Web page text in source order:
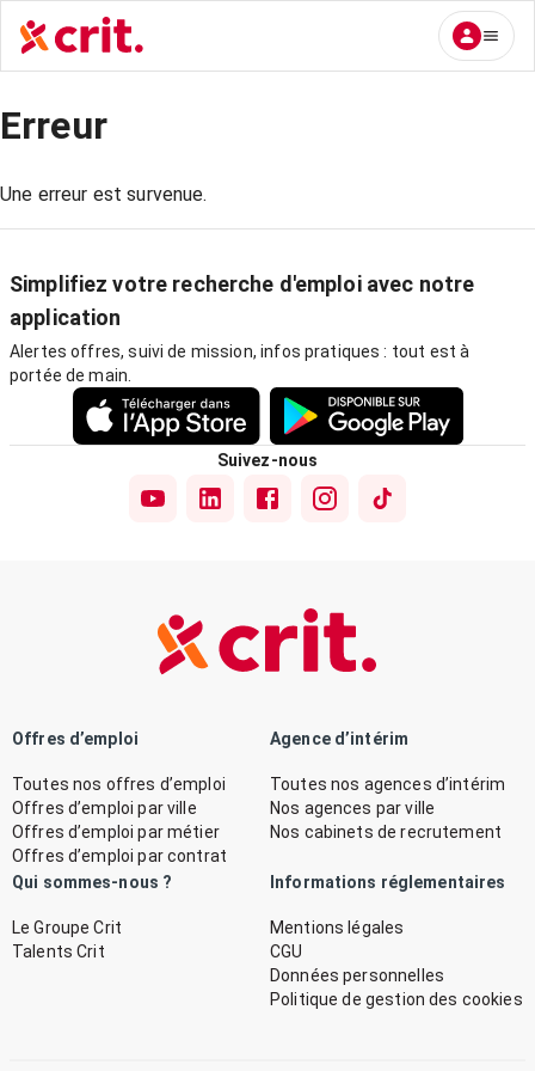
Erreur
Une erreur est survenue.
Simplifiez votre recherche d'emploi avec notre
application
Alertes offres, suivi de mission, infos pratiques : tout est à
portée de main.
Suivez-nous
Offres d’emploi
Toutes nos offres d’emploi
Offres d’emploi par ville
Offres d’emploi par métier
Offres d’emploi par contrat
Agence d’intérim
Toutes nos agences d’intérim
Nos agences par ville
Nos cabinets de recrutement
Qui sommes-nous ?
Le Groupe Crit
Talents Crit
Informations réglementaires
Mentions légales
CGU
Données personnelles
Politique de gestion des cookies